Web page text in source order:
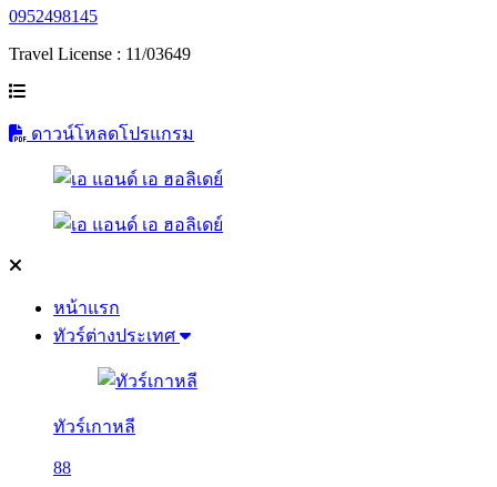
0952498145
Travel License : 11/03649
ดาวน์โหลดโปรแกรม
หน้าแรก
ทัวร์ต่างประเทศ
ทัวร์เกาหลี
88